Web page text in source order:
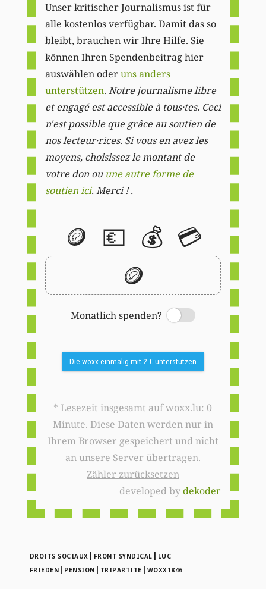
Unser kritischer Journalismus ist für
alle kostenlos verfügbar. Damit das so
bleibt, brauchen wir Ihre Hilfe. Sie
können Ihren Spendenbeitrag hier
auswählen oderuns anders
unterstützen. Notre journalisme libre
et engagé est accessible à tous·tes. Ceci
n'est possible que grâce au soutien de
nos lecteur·rices. Si vous en avez les
moyens, choisissez le montant de
votre don ou une autre forme de
soutien ici. Merci ! .
🪙 💶 💰 💳
🪙
Monatlich spenden?
Switch
Die woxx einmalig mit 2 € unterstützen
* Lesezeit insgesamt auf woxx.lu: 0
Minute. Diese Daten werden nur in
Ihrem Browser gespeichert und nicht
an unsere Server übertragen.
Zähler zurücksetzen
developed bydekoder
DROITS SOCIAUX | FRONT SYNDICAL | LUC
FRIEDEN | PENSION | TRIPARTITE | WOXX1846